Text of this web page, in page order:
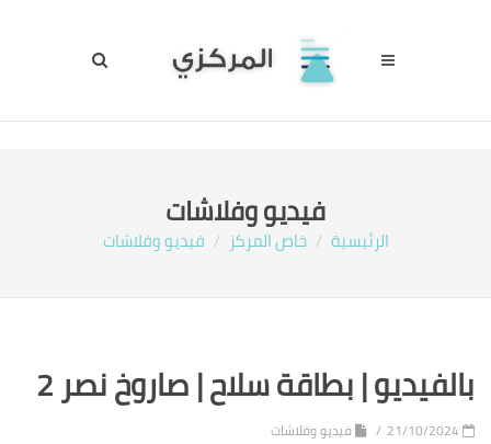
فيديو وفلاشات
الرئيسية خاص المركز فيديو وفلاشات
بالفيديو | بطاقة سلاح | صاروخ نصر 2
فيديو وفلاشات